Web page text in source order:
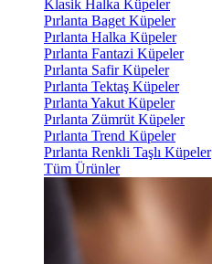
Klasik Halka Küpeler
Pırlanta Baget Küpeler
Pırlanta Halka Küpeler
Pırlanta Fantazi Küpeler
Pırlanta Safir Küpeler
Pırlanta Tektaş Küpeler
Pırlanta Yakut Küpeler
Pırlanta Zümrüt Küpeler
Pırlanta Trend Küpeler
Pırlanta Renkli Taşlı Küpeler
Tüm Ürünler